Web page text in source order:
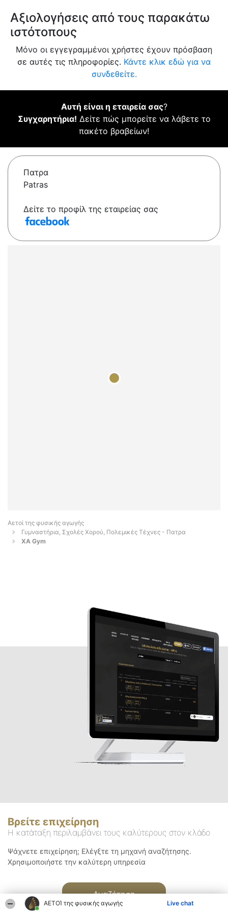
ΑΕΤΟΊ της φυσικής αγωγής Live chat
Αξιολογήσεις από τους παρακάτω
ιστότοπους
Μόνο οι εγγεγραμμένοι χρήστες έχουν πρόσβαση
σε αυτές τις πληροφορίες. Κάντε κλικ εδώ για να
συνδεθείτε.
Αυτή είναι η εταιρεία σας?
Συγχαρητήρια! Δείτε πώς μπορείτε να λάβετε το
πακέτο βραβείων!
Πατρα
Patras
Δείτε το προφίλ της εταιρείας σας
Αετοί της φυσικής αγωγής
Γυμναστήρια, Σχολές Χορού, Πολεμικές Τέχνες - Πατρα
XA Gym
Βρείτε επιχείρηση
Η κατάταξη περιλαμβάνει τους καλύτερους στον κλάδο
Ψάχνετε επιχείρηση; Ελέγξτε τη μηχανή αναζήτησης.
Χρησιμοποιήστε την καλύτερη υπηρεσία
Αναζήτηση